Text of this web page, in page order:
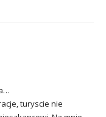
turyscie nie